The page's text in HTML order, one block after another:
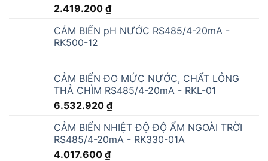
2.419.200 ₫
CẢM BIẾN pH NƯỚC RS485/4-20mA -
RK500-12
CẢM BIẾN ĐO MỨC NƯỚC, CHẤT LỎNG
THẢ CHÌM RS485/4-20mA - RKL-01
6.532.920 ₫
CẢM BIẾN NHIỆT ĐỘ ĐỘ ẨM NGOÀI TRỜI
RS485/4-20mA - RK330-01A
4.017.600 ₫